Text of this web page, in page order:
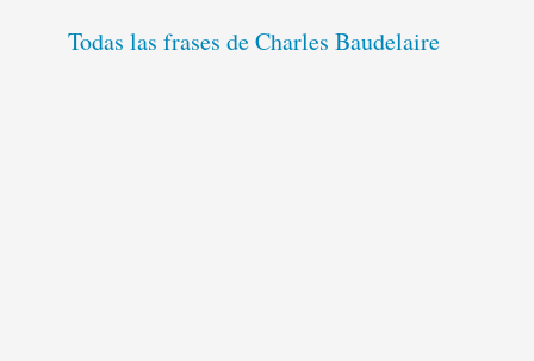
Todas las frases de Charles Baudelaire